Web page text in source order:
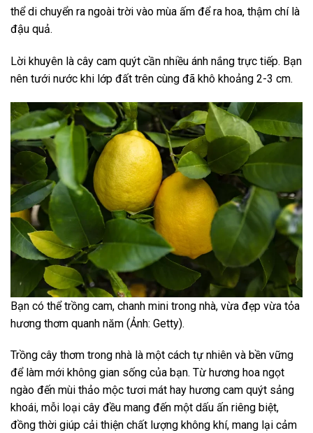
thể di chuyển ra ngoài trời vào mùa ấm để ra hoa, thậm chí là
đậu quả.
Lời khuyên là cây cam quýt cần nhiều ánh nắng trực tiếp. Bạn
nên tưới nước khi lớp đất trên cùng đã khô khoảng 2-3 cm.
Bạn có thể trồng cam, chanh mini trong nhà, vừa đẹp vừa tỏa
hương thơm quanh năm (Ảnh: Getty).
Trồng cây thơm trong nhà là một cách tự nhiên và bền vững
để làm mới không gian sống của bạn. Từ hương hoa ngọt
ngào đến mùi thảo mộc tươi mát hay hương cam quýt sảng
khoái, mỗi loại cây đều mang đến một dấu ấn riêng biệt,
đồng thời giúp cải thiện chất lượng không khí, mang lại cảm